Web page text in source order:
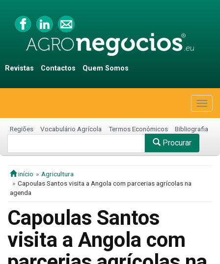
Revistas Contactos Quem Somos
Regiões Vocabulário Agrícola Termos Económicos Bibliografia
Procurar
início
Agricultura
Capoulas Santos visita a Angola com parcerias agrícolas na
agenda
Capoulas Santos
visita a Angola com